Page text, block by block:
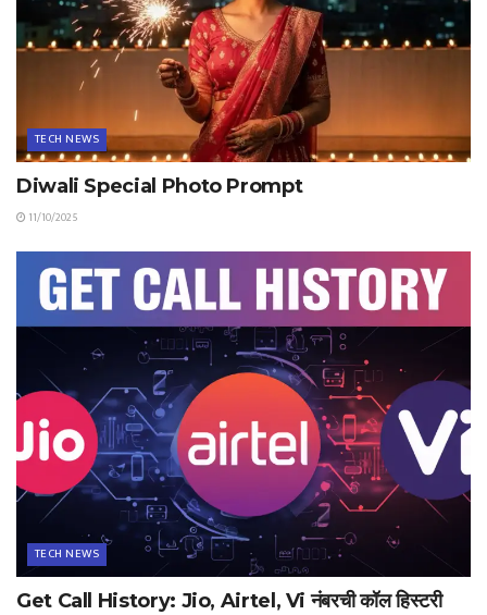
TECH NEWS
Diwali Special Photo Prompt
11/10/2025
TECH NEWS
Get Call History: Jio, Airtel, Vi नंबरची कॉल हिस्टरी